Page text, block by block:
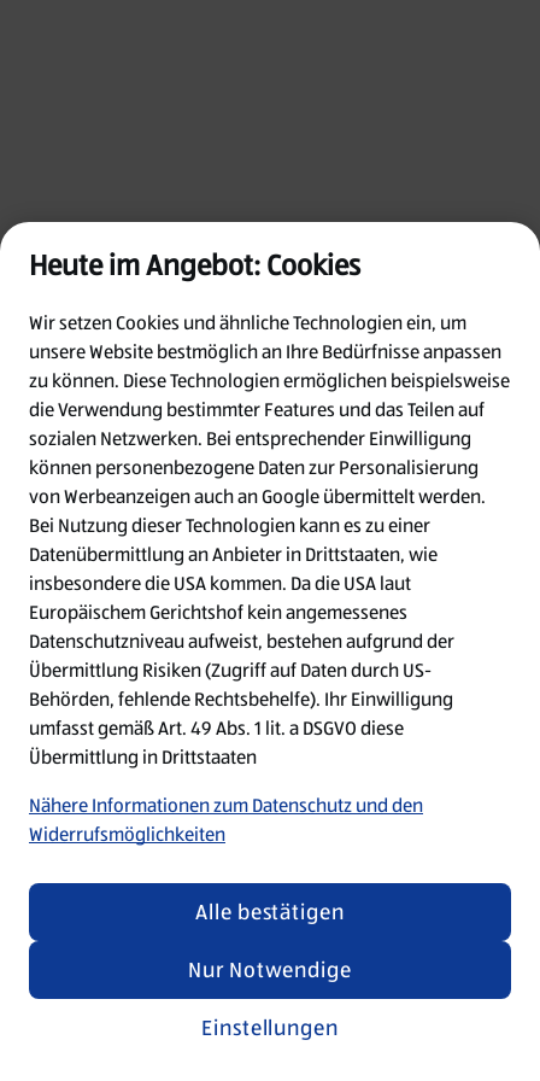
Oops!
Something went wrong. Please try refreshing
the app
Refresh
Heute im Angebot: Cookies
Wir setzen Cookies und ähnliche Technologien ein, um
unsere Website bestmöglich an Ihre Bedürfnisse anpassen
zu können. Diese Technologien ermöglichen beispielsweise
die Verwendung bestimmter Features und das Teilen auf
sozialen Netzwerken. Bei entsprechender Einwilligung
können personenbezogene Daten zur Personalisierung
von Werbeanzeigen auch an Google übermittelt werden.
Bei Nutzung dieser Technologien kann es zu einer
Datenübermittlung an Anbieter in Drittstaaten, wie
insbesondere die USA kommen. Da die USA laut
Europäischem Gerichtshof kein angemessenes
Datenschutzniveau aufweist, bestehen aufgrund der
Übermittlung Risiken (Zugriff auf Daten durch US-
Behörden, fehlende Rechtsbehelfe). Ihr Einwilligung
umfasst gemäß Art. 49 Abs. 1 lit. a DSGVO diese
Übermittlung in Drittstaaten
Nähere Informationen zum Datenschutz und den
Widerrufsmöglichkeiten
Einstellungen
Nur Notwendige
Alle bestätigen